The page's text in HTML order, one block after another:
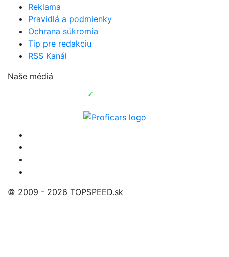
Reklama
Pravidlá a podmienky
Ochrana súkromia
Tip pre redakciu
RSS Kanál
Naše médiá
© 2009 - 2026 TOPSPEED.sk